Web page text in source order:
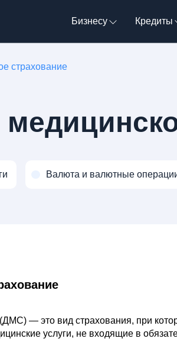
Бизнесу Кредиты
страхование
Валюта и валютные
— это вид страхования, при
услуги, не входящие в